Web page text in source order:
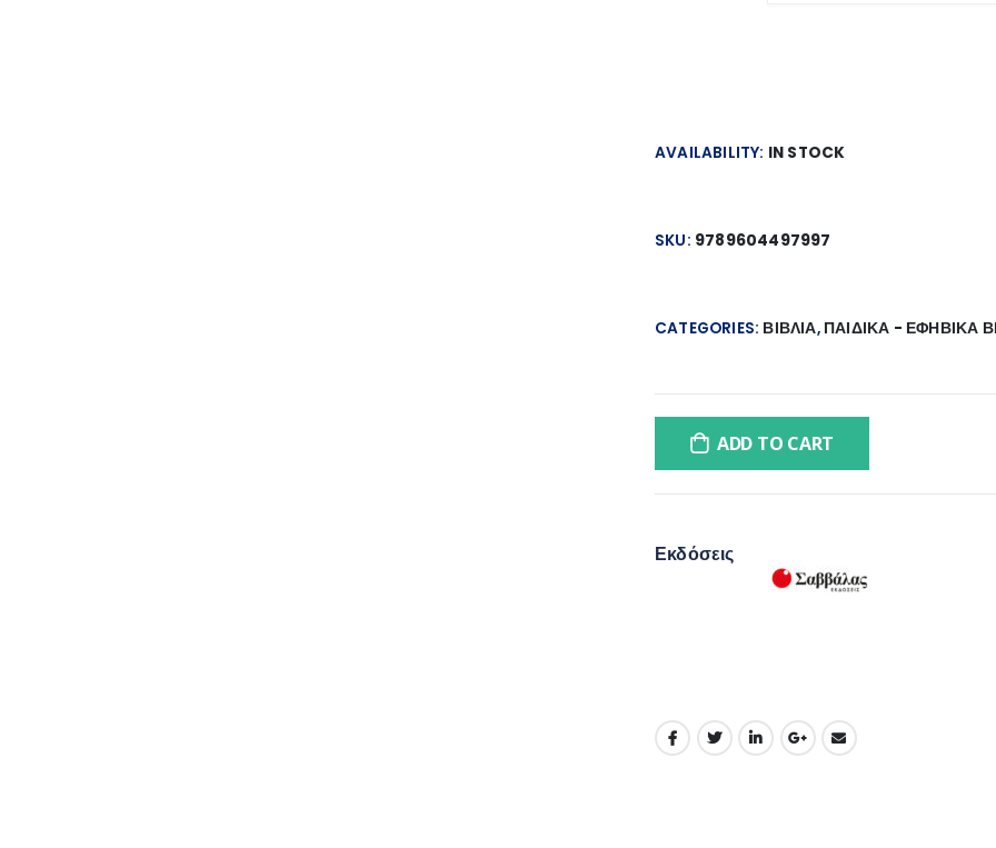
AVAILABILITY: IN STOCK
SKU: 9789604497997
CATEGORIES: ΒΙΒΛΙΑ, ΠΑΙΔΙΚΑ - ΕΦΗΒΙΚΑ
ADD TO CART
Εκδόσεις